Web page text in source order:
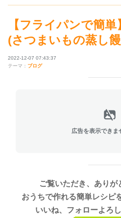
【フライパンで簡
(さつまいもの蒸し
2022-12-07 07:43:37
テーマ： ブログ
広告を表示できま
ご覧いただき、ありが
おうちで作れる簡単レシピ
いいね、フォローよろ